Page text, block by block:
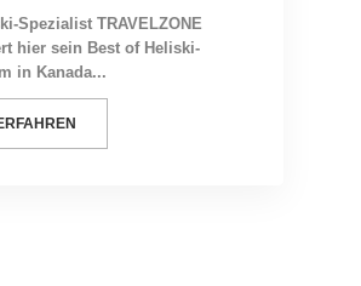
Spezialist TRAVELZONE
hier sein Best of Heliski-
in Kanada...